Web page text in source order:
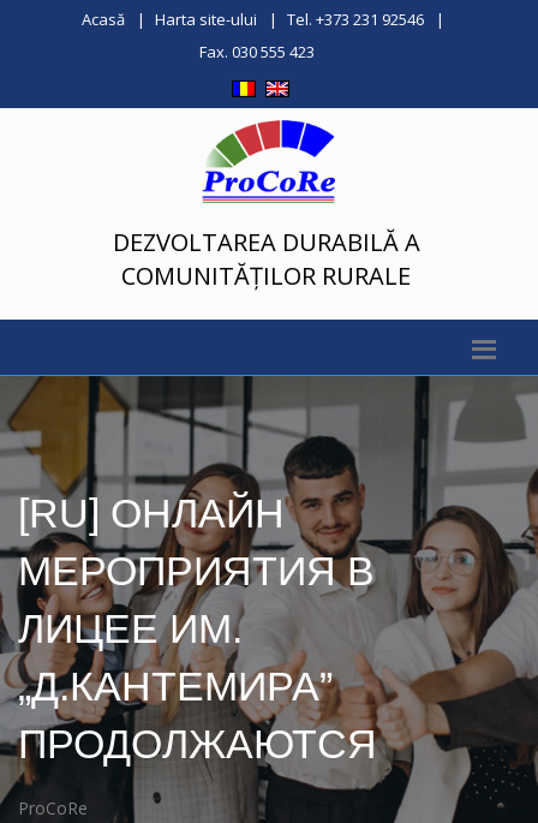
Acasă Harta site-ului
Tel. +373 231 92546
Fax. 030 555 423
DEZVOLTAREA DURABILĂ A
COMUNITĂȚILOR RURALE
[RU] ОНЛАЙН
МЕРОПРИЯТИЯ В
ЛИЦЕЕ ИМ.
„Д.КАНТЕМИРА”
ПРОДОЛЖАЮТСЯ
ProCoRe